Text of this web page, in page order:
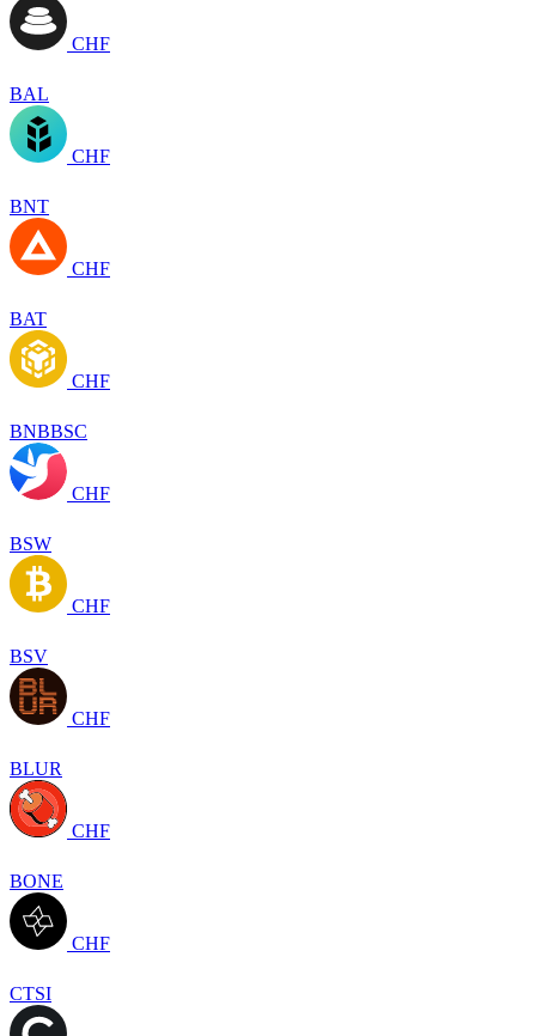
CHF
BAL
CHF
BNT
CHF
BAT
CHF
BNBBSC
CHF
BSW
CHF
BSV
CHF
BLUR
CHF
BONE
CHF
CTSI